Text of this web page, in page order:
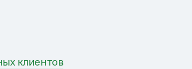
клиентов